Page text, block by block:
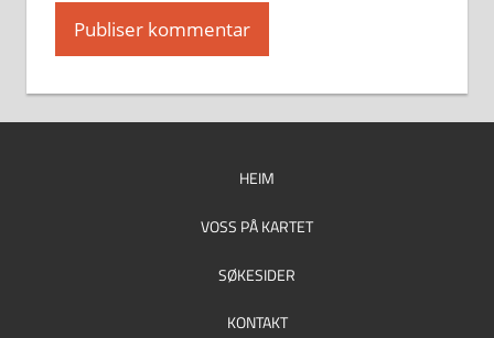
HEIM
VOSS PÅ KARTET
SØKESIDER
KONTAKT